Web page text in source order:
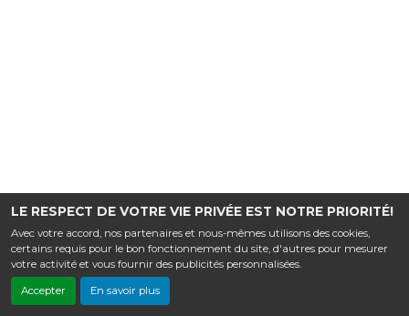
LE RESPECT DE VOTRE VIE PRIVÉE EST NOTRE PRIORITÉ!
Avec votre accord, nos partenaires et nous-mêmes utilisons des cookies,
certains requis pour le bon fonctionnement du site, d'autres pour mesurer
votre activité et vous fournir des publicités personnalisées.
Accepter En savoir plus